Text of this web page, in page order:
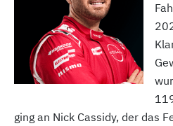
ging an Nick Cassidy, der das